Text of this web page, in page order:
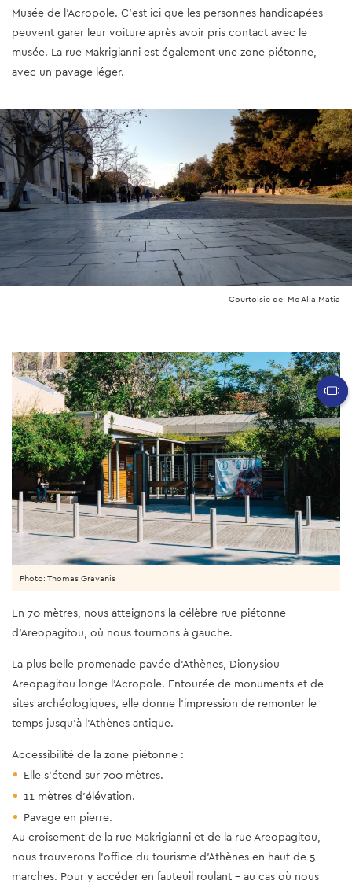
Musée de l'Acropole. C'est ici que les personnes handicapées
peuvent garer leur voiture après avoir pris contact avec le
musée. La rue Makrigianni est également une zone piétonne,
avec un pavage léger.
Courtoisie de: Me Alla Matia
Photo: Thomas Gravanis
En 70 mètres, nous atteignons la célèbre rue piétonne
d'Areopagitou, où nous tournons à gauche.
La plus belle promenade pavée d'Athènes, Dionysiou
Areopagitou longe l'Acropole. Entourée de monuments et de
sites archéologiques, elle donne l'impression de remonter le
temps jusqu'à l'Athènes antique.
Accessibilité de la zone piétonne :
Elle s'étend sur 700 mètres.
11 mètres d'élévation.
Pavage en pierre.
Au croisement de la rue Makrigianni et de la rue Areopagitou,
nous trouverons l'office du tourisme d'Athènes en haut de 5
marches. Pour y accéder en fauteuil roulant - au cas où nous